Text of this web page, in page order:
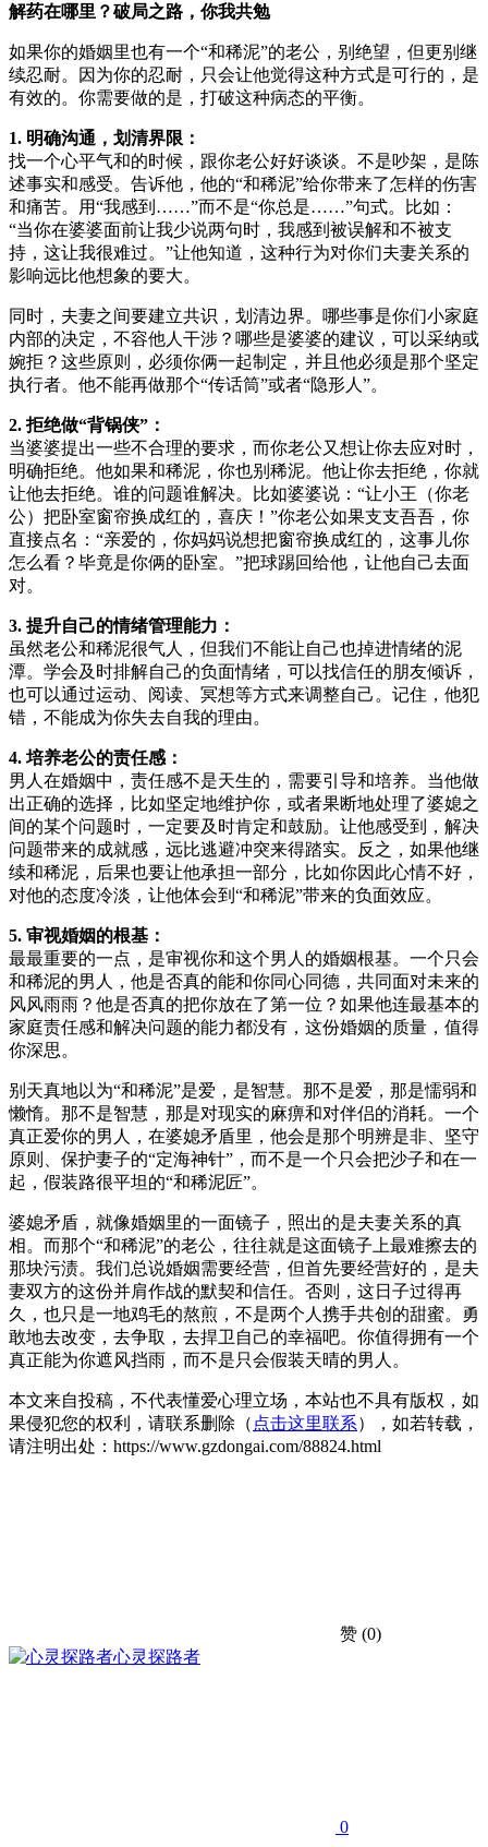
解药在哪里？破局之路，你我共勉
如果你的婚姻里也有一个“和稀泥”的老公，别绝望，但更别继
续忍耐。因为你的忍耐，只会让他觉得这种方式是可行的，是
有效的。你需要做的是，打破这种病态的平衡。
1. 明确沟通，划清界限：
找一个心平气和的时候，跟你老公好好谈谈。不是吵架，是陈
述事实和感受。告诉他，他的“和稀泥”给你带来了怎样的伤害
和痛苦。用“我感到……”而不是“你总是……”句式。比如：
“当你在婆婆面前让我少说两句时，我感到被误解和不被支
持，这让我很难过。”让他知道，这种行为对你们夫妻关系的
影响远比他想象的要大。
同时，夫妻之间要建立共识，划清边界。哪些事是你们小家庭
内部的决定，不容他人干涉？哪些是婆婆的建议，可以采纳或
婉拒？这些原则，必须你俩一起制定，并且他必须是那个坚定
执行者。他不能再做那个“传话筒”或者“隐形人”。
2. 拒绝做“背锅侠”：
当婆婆提出一些不合理的要求，而你老公又想让你去应对时，
明确拒绝。他如果和稀泥，你也别稀泥。他让你去拒绝，你就
让他去拒绝。谁的问题谁解决。比如婆婆说：“让小王（你老
公）把卧室窗帘换成红的，喜庆！”你老公如果支支吾吾，你
直接点名：“亲爱的，你妈妈说想把窗帘换成红的，这事儿你
怎么看？毕竟是你俩的卧室。”把球踢回给他，让他自己去面
对。
3. 提升自己的情绪管理能力：
虽然老公和稀泥很气人，但我们不能让自己也掉进情绪的泥
潭。学会及时排解自己的负面情绪，可以找信任的朋友倾诉，
也可以通过运动、阅读、冥想等方式来调整自己。记住，他犯
错，不能成为你失去自我的理由。
4. 培养老公的责任感：
男人在婚姻中，责任感不是天生的，需要引导和培养。当他做
出正确的选择，比如坚定地维护你，或者果断地处理了婆媳之
间的某个问题时，一定要及时肯定和鼓励。让他感受到，解决
问题带来的成就感，远比逃避冲突来得踏实。反之，如果他继
续和稀泥，后果也要让他承担一部分，比如你因此心情不好，
对他的态度冷淡，让他体会到“和稀泥”带来的负面效应。
5. 审视婚姻的根基：
最最重要的一点，是审视你和这个男人的婚姻根基。一个只会
和稀泥的男人，他是否真的能和你同心同德，共同面对未来的
风风雨雨？他是否真的把你放在了第一位？如果他连最基本的
家庭责任感和解决问题的能力都没有，这份婚姻的质量，值得
你深思。
别天真地以为“和稀泥”是爱，是智慧。那不是爱，那是懦弱和
懒惰。那不是智慧，那是对现实的麻痹和对伴侣的消耗。一个
真正爱你的男人，在婆媳矛盾里，他会是那个明辨是非、坚守
原则、保护妻子的“定海神针”，而不是一个只会把沙子和在一
起，假装路很平坦的“和稀泥匠”。
婆媳矛盾，就像婚姻里的一面镜子，照出的是夫妻关系的真
相。而那个“和稀泥”的老公，往往就是这面镜子上最难擦去的
那块污渍。我们总说婚姻需要经营，但首先要经营好的，是夫
妻双方的这份并肩作战的默契和信任。否则，这日子过得再
久，也只是一地鸡毛的熬煎，不是两个人携手共创的甜蜜。勇
敢地去改变，去争取，去捍卫自己的幸福吧。你值得拥有一个
真正能为你遮风挡雨，而不是只会假装天晴的男人。
本文来自投稿，不代表懂爱心理立场，本站也不具有版权，如
果侵犯您的权利，请联系删除（ 点击这里联系），如若转载，
请注明出处：https://www.gzdongai.com/88824.html
赞 (0)
心灵探路者
0